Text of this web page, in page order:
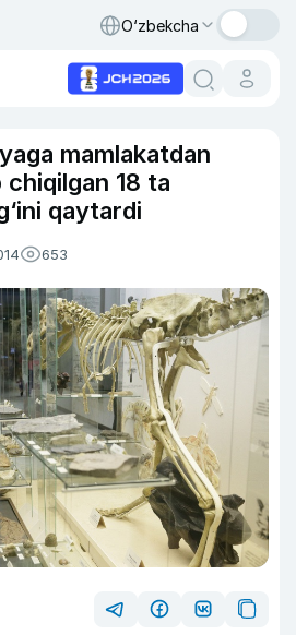
O‘zbekcha
mamlakatdan
18 ta
qaytardi
653